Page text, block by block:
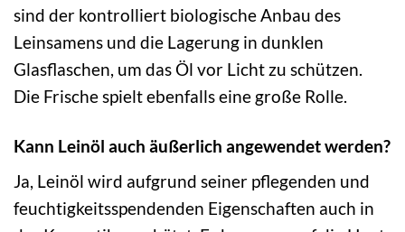
sind der kontrolliert biologische Anbau des
Leinsamens und die Lagerung in dunklen
Glasflaschen, um das Öl vor Licht zu schützen.
Die Frische spielt ebenfalls eine große Rolle.
Kann Leinöl auch äußerlich angewendet werden?
Ja, Leinöl wird aufgrund seiner pflegenden und
feuchtigkeitsspendenden Eigenschaften auch in